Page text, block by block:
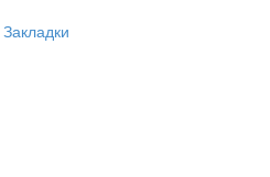
Закладки